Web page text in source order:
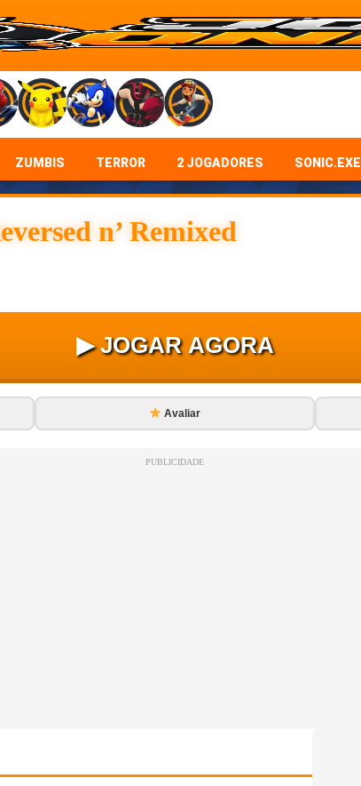
ZUMBIS TERROR 2 JOGADORES SONIC.EXE
n’ Remixed
▶ JOGAR AGORA
Avaliar
PUBLICIDADE